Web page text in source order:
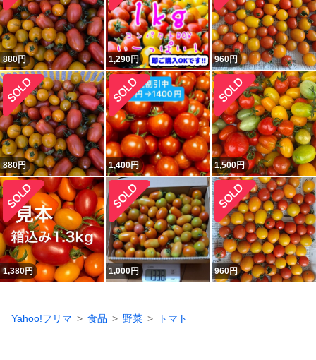
880円 1,290円 960円
880円 1,400円 1,500円
1,380円 1,000円 960円
Yahoo!フリマ 食品 野菜 トマト